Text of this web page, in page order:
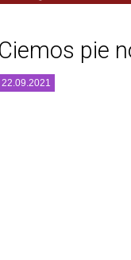
Ciemos pie
22.09.2021